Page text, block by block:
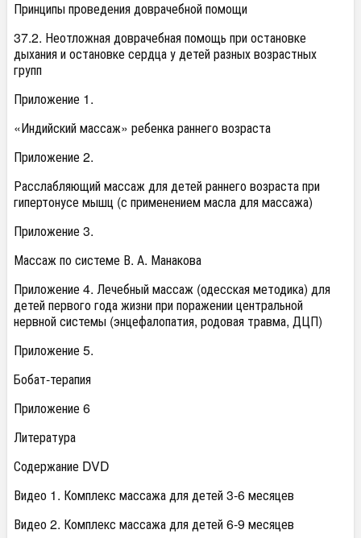
Принципы проведения доврачебной помощи
37.2. Неотложная доврачебная помощь при остановке
дыхания и остановке сердца у детей разных возрастных
групп
Приложение 1.
«Индийский массаж» ребенка раннего возраста
Приложение 2.
Расслабляющий массаж для детей раннего возраста при
гипертонусе мышц (с применением масла для массажа)
Приложение 3.
Массаж по системе В. А. Манакова
Приложение 4. Лечебный массаж (одесская методика) для
детей первого года жизни при поражении центральной
нервной системы (энцефалопатия, родовая травма, ДЦП)
Приложение 5.
Бобат-терапия
Приложение 6
Литература
Содержание DVD
Видео 1. Комплекс массажа для детей 3-6 месяцев
Видео 2. Комплекс массажа для детей 6-9 месяцев